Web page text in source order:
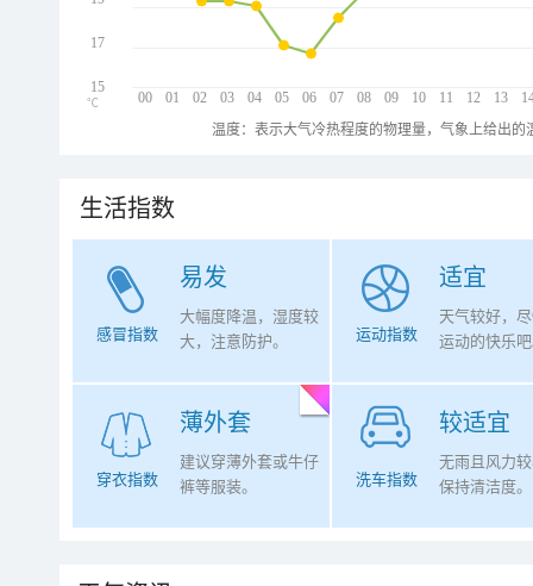
00 01 02 03 04 05 06 07 08 09 10 11 12 13
17
15
℃
温度：表示大气冷热程度的物理量，气象上给出
生活指数
易发
感冒指数
大幅度降温，湿度较
大，注意防护。
适宜
运动指数
天气较好，
运动的快乐
薄外套
穿衣指数
建议穿薄外套或牛仔
裤等服装。
较适宜
洗车指数
无雨且风力
保持清洁度。